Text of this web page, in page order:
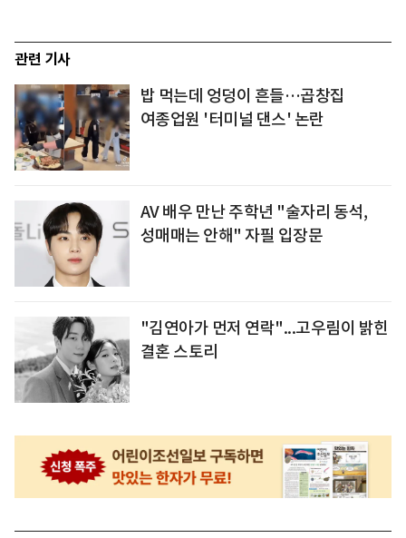
관련 기사
밥 먹는데 엉덩이 흔들…곱창집
여종업원 '터미널 댄스' 논란
AV 배우 만난 주학년 "술자리 동석,
성매매는 안해" 자필 입장문
"김연아가 먼저 연락"...고우림이 밝힌
결혼 스토리